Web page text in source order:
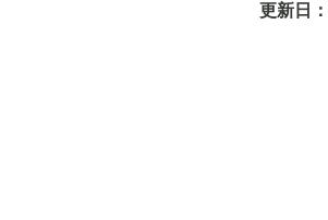
更新日：